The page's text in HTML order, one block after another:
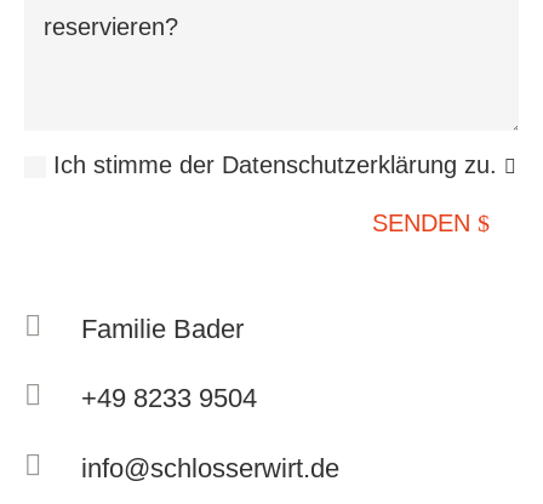
Ich stimme der Datenschutzerklärung zu.
SENDEN
 Familie Bader
 +49 8233 9504
 info@schlosserwirt.de